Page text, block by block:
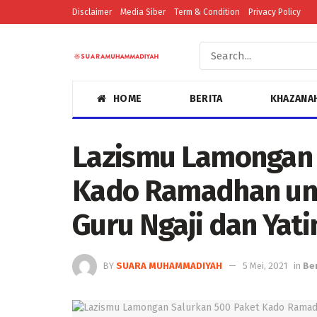
Disclaimer Media Siber Term & Condition Privacy Policy
HOME BERITA
Lazismu
Kado Ramadhan
Guru Ngaji dan
BY SUARA MUHAMMADIYAH 5 Mei, 2021 in